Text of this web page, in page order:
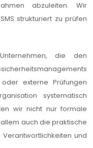
abzuleiten. Wir
strukturiert zu prüfen
die den
externe Prüfungen
systematisch
wir nicht nur formale
auch die praktische
und